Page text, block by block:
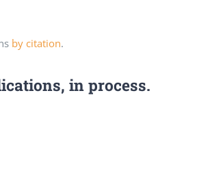
by citation.
in process.